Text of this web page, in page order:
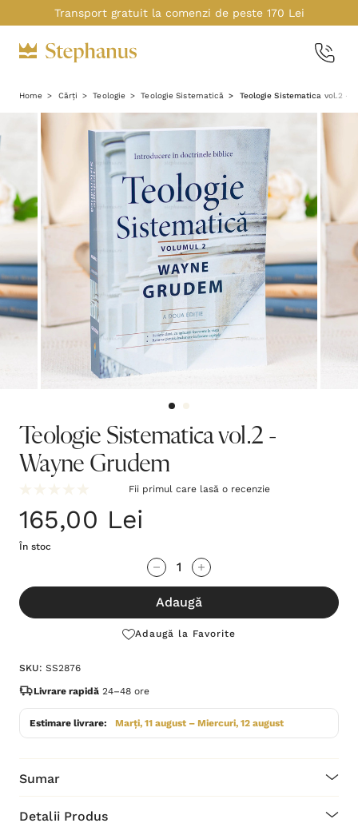
Transport gratuit la comenzi de peste 170 Lei
Home Cărți Teologie Teologie Sistematică Teologie Sistematica vol.2 -
Teologie Sistematica vol.2 -
Wayne Grudem
Fii primul care lasă o recenzie
165,00 Lei
În stoc
te!
Stocul
Adaugă
Adaugă la Favorite
SKU: SS2876
Livrare rapidă 24–48 ore
Estimare livrare: Marți, 11 august – Miercuri, 12 august
Sumar
Detalii Produs